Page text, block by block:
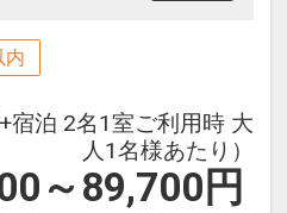
内
+宿泊 2名1室ご利用時 大
人1名様あたり）
～89,700 円